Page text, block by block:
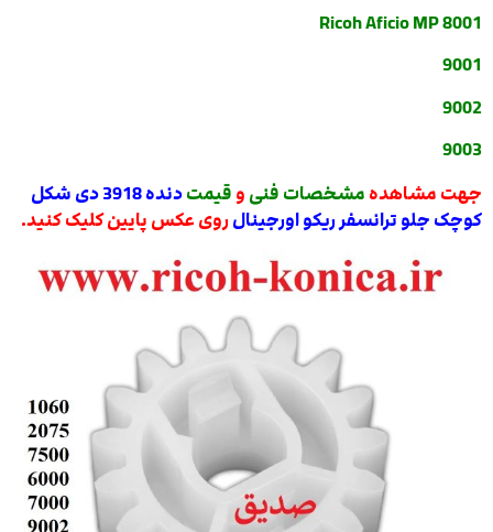
Ricoh Aficio MP 8001
9001
9002
9003
جهت مشاهده مشخصات فنی و قیمت
دنده 3918 دی شکل
کوچک جلو ترانسفر ریکو اورجینال روی عکس پایین کلیک کنید.